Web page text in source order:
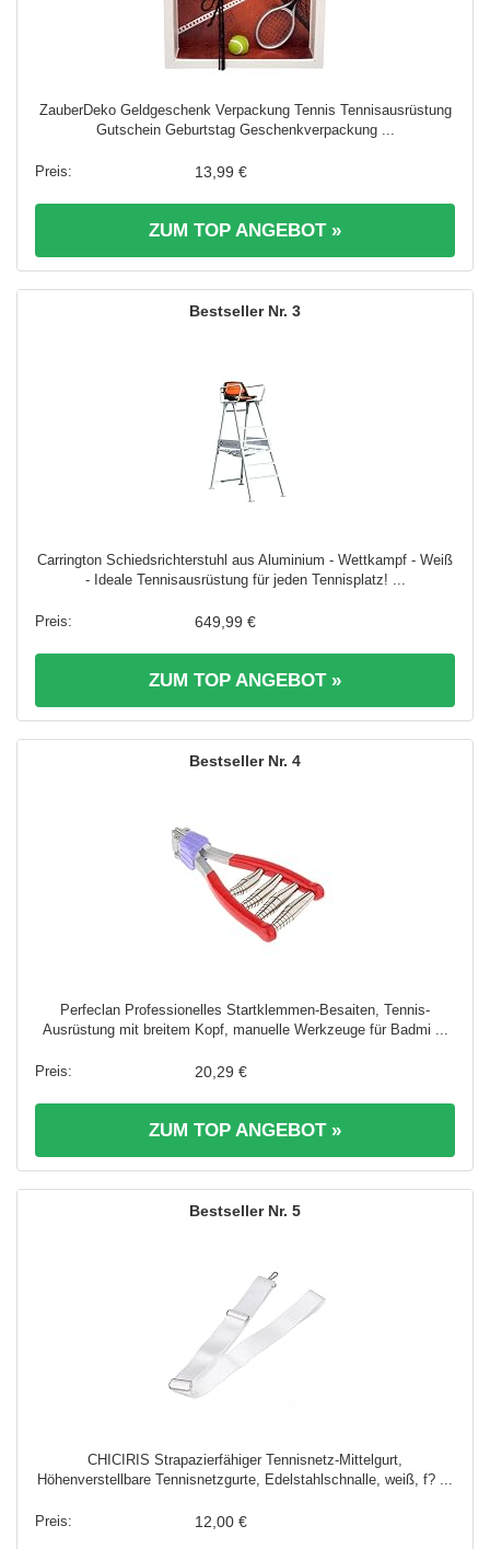
ZauberDeko Geldgeschenk Verpackung Tennis Tennisausrüstung
Gutschein Geburtstag Geschenkverpackung ...
13,99 €
ZUM TOP ANGEBOT »
3
Carrington Schiedsrichterstuhl aus Aluminium - Wettkampf - Weiß
- Ideale Tennisausrüstung für jeden Tennisplatz! ...
649,99 €
ZUM TOP ANGEBOT »
4
Perfeclan Professionelles Startklemmen-Besaiten, Tennis-
Ausrüstung mit breitem Kopf, manuelle Werkzeuge für Badmi ...
20,29 €
ZUM TOP ANGEBOT »
5
CHICIRIS Strapazierfähiger Tennisnetz-Mittelgurt,
Höhenverstellbare Tennisnetzgurte, Edelstahlschnalle, weiß, f? ...
12,00 €